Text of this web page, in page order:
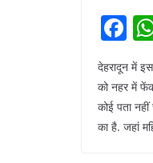
F
a
c
e
b
देहरादून में
को नहर में
कोई पता
का है. जहां